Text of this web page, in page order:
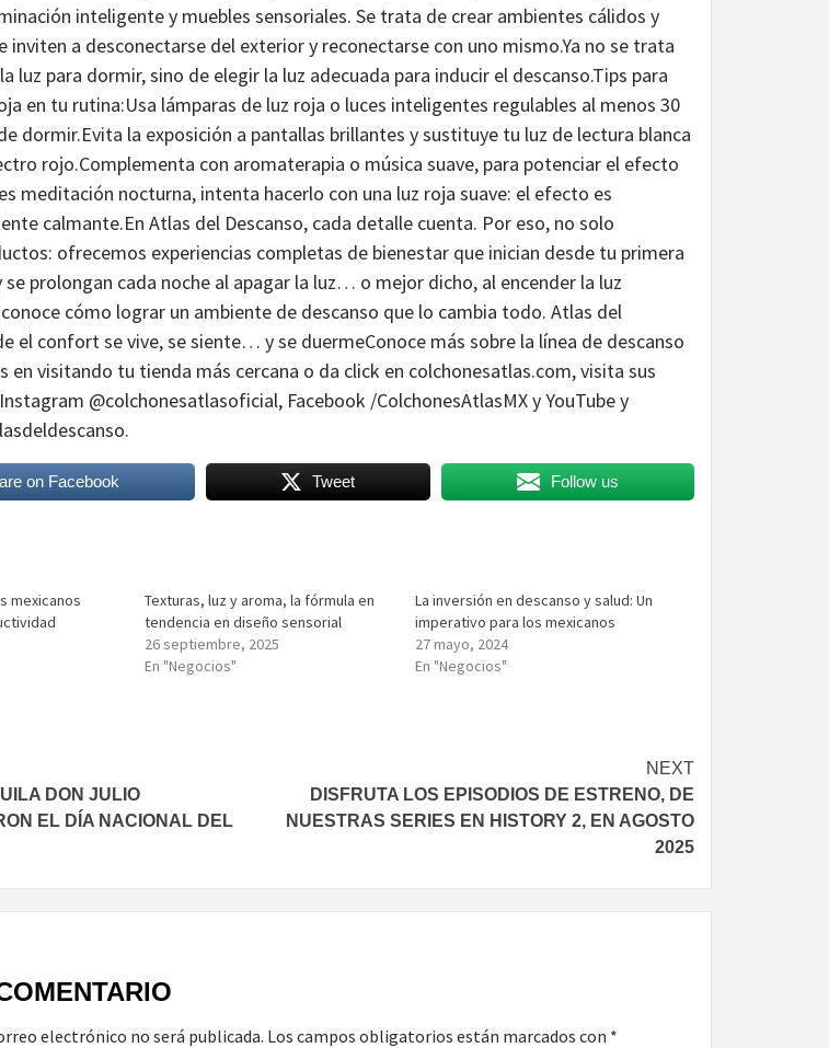
inteligente y muebles sensoriales. Se trata de crear ambientes cálidos y
inviten a desconectarse del exterior y reconectarse con uno mismo.Ya no se trata
luz para dormir, sino de elegir la luz adecuada para inducir el descanso.Tips para
en tu rutina:Usa lámparas de luz roja o luces inteligentes regulables al menos 30
dormir.Evita la exposición a pantallas brillantes y sustituye tu luz de lectura blanca
rojo.Complementa con aromaterapia o música suave, para potenciar el efecto
meditación nocturna, intenta hacerlo con una luz roja suave: el efecto es
calmante.En Atlas del Descanso, cada detalle cuenta. Por eso, no solo
ofrecemos experiencias completas de bienestar que inician desde tu primera
prolongan cada noche al apagar la luz… o mejor dicho, al encender la luz
cómo lograr un ambiente de descanso que lo cambia todo. Atlas del
el confort se vive, se siente… y se duermeConoce más sobre la línea de descanso
en visitando tu tienda más cercana o da click en colchonesatlas.com, visita sus
@colchonesatlasoficial, Facebook /ColchonesAtlasMX y YouTube y
on Facebook Tweet Follow us
mexicanos
Texturas, luz y aroma, la fórmula en
tendencia en diseño sensorial
26 septiembre, 2025
En "Negocios"
La inversión en descanso y salud: Un
imperativo para los mexicanos
27 mayo, 2024
En "Negocios"
DON JULIO
EL DÍA NACIONAL DEL
NEXT
DISFRUTA LOS EPISODIOS DE ESTRENO, DE
NUESTRAS SERIES EN HISTORY 2, EN AGOSTO
2025
electrónico no será publicada. Los campos obligatorios están marcados con *